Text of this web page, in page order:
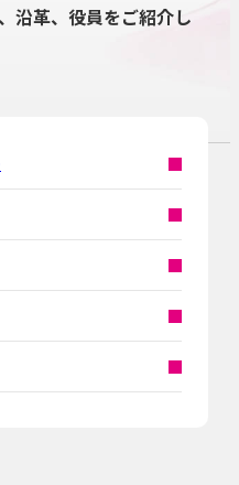
沿革、役員をご紹介し